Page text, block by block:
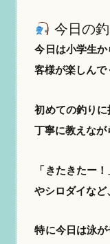
今日の
今日は小学生
客様が楽しんで
初めての釣り
丁寧に教えなが
「きたきたー
やシロダイなど
特に今日は泳